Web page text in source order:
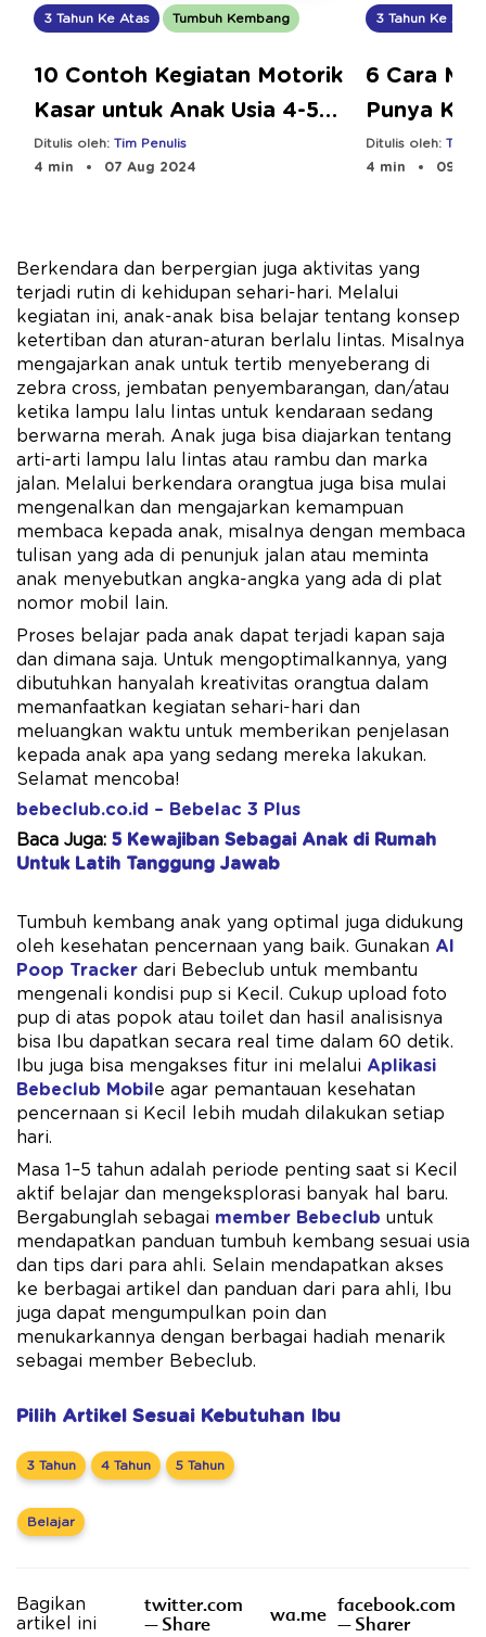
3 Tahun Ke Atas Tumbuh Kembang
10 Contoh Kegiatan Motorik
Kasar untuk Anak Usia 4-5
Tahun
Ditulis oleh: Tim Penulis
4 min
07 Aug 2024
3 Tahun Ke Atas
6 Cara
Punya
Ditulis oleh: Tim
4 min
09
Berkendara dan berpergian juga aktivitas yang
terjadi rutin di kehidupan sehari-hari. Melalui
kegiatan ini, anak-anak bisa belajar tentang konsep
ketertiban dan aturan-aturan berlalu lintas. Misalnya
mengajarkan anak untuk tertib menyeberang di
zebra cross, jembatan penyembarangan, dan/atau
ketika lampu lalu lintas untuk kendaraan sedang
berwarna merah. Anak juga bisa diajarkan tentang
arti-arti lampu lalu lintas atau rambu dan marka
jalan. Melalui berkendara orangtua juga bisa mulai
mengenalkan dan mengajarkan kemampuan
membaca kepada anak, misalnya dengan membaca
tulisan yang ada di penunjuk jalan atau meminta
anak menyebutkan angka-angka yang ada di plat
nomor mobil lain.
Proses belajar pada anak dapat terjadi kapan saja
dan dimana saja. Untuk mengoptimalkannya, yang
dibutuhkan hanyalah kreativitas orangtua dalam
memanfaatkan kegiatan sehari-hari dan
meluangkan waktu untuk memberikan penjelasan
kepada anak apa yang sedang mereka lakukan.
Selamat mencoba!
bebeclub.co.id – Bebelac 3 Plus
Baca Juga: 5 Kewajiban Sebagai Anak di Rumah
Untuk Latih Tanggung Jawab
Tumbuh kembang anak yang optimal juga didukung
oleh kesehatan pencernaan yang baik. Gunakan AI
Poop Tracker dari Bebeclub untuk membantu
mengenali kondisi pup si Kecil. Cukup upload foto
pup di atas popok atau toilet dan hasil analisisnya
bisa Ibu dapatkan secara real time dalam 60 detik.
Ibu juga bisa mengakses fitur ini melalui Aplikasi
Bebeclub Mobile agar pemantauan kesehatan
pencernaan si Kecil lebih mudah dilakukan setiap
hari.
Masa 1–5 tahun adalah periode penting saat si Kecil
aktif belajar dan mengeksplorasi banyak hal baru.
Bergabunglah sebagai member Bebeclub untuk
mendapatkan panduan tumbuh kembang sesuai usia
dan tips dari para ahli. Selain mendapatkan akses
ke berbagai artikel dan panduan dari para ahli, Ibu
juga dapat mengumpulkan poin dan
menukarkannya dengan berbagai hadiah menarik
sebagai member Bebeclub.
Pilih Artikel Sesuai Kebutuhan Ibu
3 Tahun 4 Tahun 5 Tahun
Belajar
Bagikan
artikel ini
twitter.com
– Share
wa.me facebook.com
– Sharer